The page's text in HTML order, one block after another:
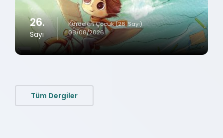
26.
Sayı
Kardelen Çocuk (26. Sayı)
08/08/2026
Tüm Dergiler